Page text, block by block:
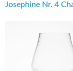
Josephine Nr. 4